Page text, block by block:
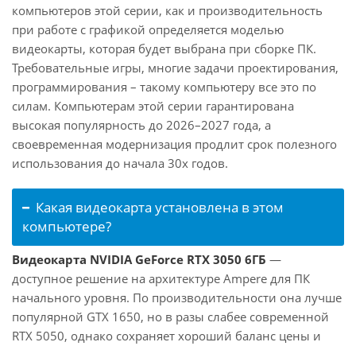
компьютеров этой серии, как и производительность
при работе с графикой определяется моделью
видеокарты, которая будет выбрана при сборке ПК.
Требовательные игры, многие задачи проектирования,
программирования – такому компьютеру все это по
силам. Компьютерам этой серии гарантирована
высокая популярность до 2026–2027 года, а
своевременная модернизация продлит срок полезного
использования до начала 30х годов.
Какая видеокарта установлена в этом
компьютере?
Видеокарта NVIDIA GeForce RTX 3050 6ГБ —
доступное решение на архитектуре Ampere для ПК
начального уровня. По производительности она лучше
популярной GTX 1650, но в разы слабее современной
RTX 5050, однако сохраняет хороший баланс цены и